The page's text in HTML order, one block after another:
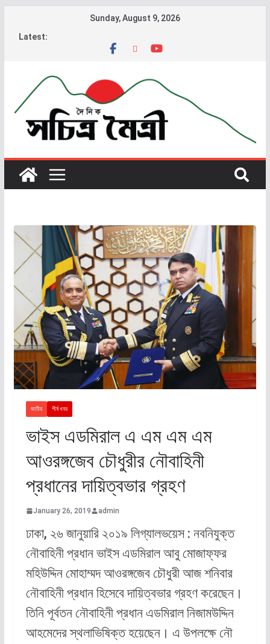
Sunday, August 9, 2026
Latest:
জাতীয় শীর্ষ খবর
ভাইস এডমিরাল এ এম এম এম
আওরঙ্গজেব চৌধুরীর নৌবাহিনী
প্রধানের দায়িত্বভার গ্রহণ
January 26, 2019 admin
ঢাকা, ২৬ জানুয়ারি ২০১৯ লিগ্যালভয়েস : নবনিযুক্ত
নৌবাহিনী প্রধান ভাইস এডমিরাল আবু মোজাফ্ফর
মহিউদ্দিন মোহাম্মদ আওরঙ্গজেব চৌধুরী আজ শনিবার
নৌবাহিনী প্রধান হিসেবে দায়িত্বভার গ্রহণ করেছেন।
তিনি পূর্বতন নৌবাহিনী প্রধান এডমিরাল নিজামউদ্দিন
আহমেদের স্থলাভিষিক্ত হয়েছেন। এ উপলক্ষে নৌ